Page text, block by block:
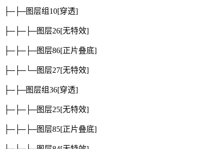
├─├─图层组10[穿透]
├─├─├─图层26[无特效]
├─├─├─图层86[正片叠底]
├─├─└─图层27[无特效]
├─├─图层组36[穿透]
├─├─├─图层25[无特效]
├─├─├─图层85[正片叠底]